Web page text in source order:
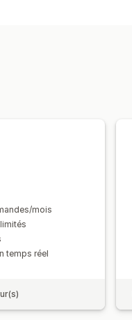
mois
temps réel